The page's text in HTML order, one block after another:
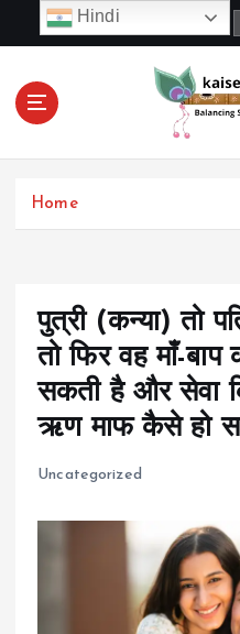
c
Home
पुत्री (कन्या) तो
तो फिर वह माँ-
सकती है और सेवा
ऋण माफ कैसे हो
Uncategorized
Hindi